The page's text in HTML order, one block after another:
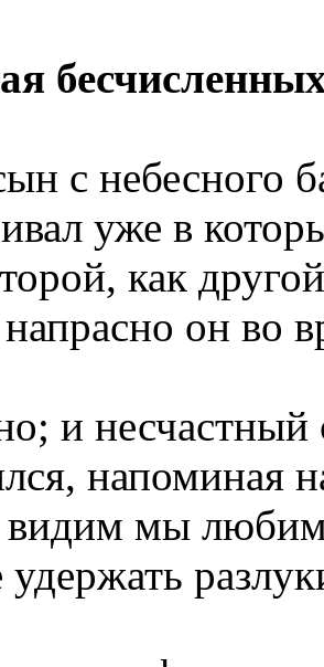
с небесного
уже в
как
он во
и несчастный
напоминая
видим мы